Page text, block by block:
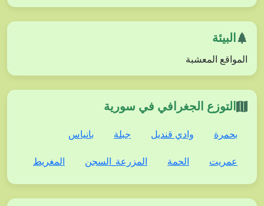
البيئة
المواقع المعشبة
التوزع الجغرافي في سورية
بحمرة وادي قنديل جبلة بانياس
عمريت الحمة المزرعة_السجن المغريط